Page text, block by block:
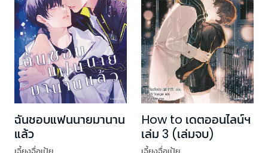
ฉันชอบแฟนนายมานาน
แล้ว
How to เดตออนไลน์ฯ
เล่ม 3 (เล่มจบ)